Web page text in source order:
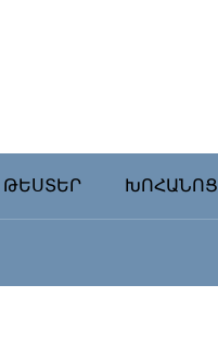
ԹԵՍՏԵՐ ԽՈՀԱՆՈՑ